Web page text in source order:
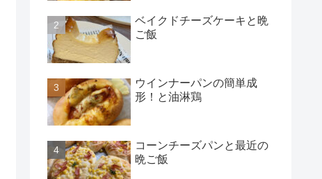
ベイクドチーズケーキと晩
ご飯
ウインナーパンの簡単成
形！と油淋鶏
コーンチーズパンと最近の
晩ご飯